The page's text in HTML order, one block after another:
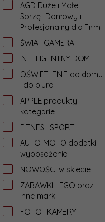
AGD Duże i Małe –
Sprzęt Domowy i
Profesjonalny dla Firm
ŚWIAT GAMERA
INTELIGENTNY DOM
OŚWIETLENIE do domu
i do biura
APPLE produkty i
kategorie
FITNES i SPORT
AUTO-MOTO dodatki i
wyposażenie
NOWOŚCI w sklepie
ZABAWKI LEGO oraz
inne marki
FOTO I KAMERY